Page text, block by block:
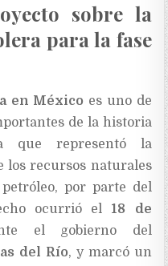
sobre la
para la fase
en México es uno de
de la historia
que representó la
los recursos naturales
por parte del
ocurrió el 18 de
el gobierno del
del Río, y marcó un